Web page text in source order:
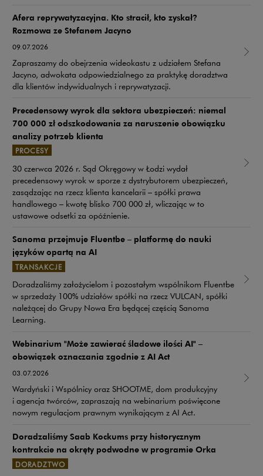
Afera reprywatyzacyjna. Kto stracił, kto zyskał?
Rozmowa ze Stefanem Jacyno
09.07.2026
Zapraszamy do obejrzenia wideokastu z udziałem Stefana
Jacyno, adwokata odpowiedzialnego za praktykę doradztwa
dla klientów indywidualnych i reprywatyzacji.
Precedensowy wyrok dla sektora ubezpieczeń: niemal
700 000 zł odszkodowania za naruszenie obowiązku
analizy potrzeb klienta
PROCESY
30 czerwca 2026 r. Sąd Okręgowy w Łodzi wydał
precedensowy wyrok w sporze z dystrybutorem ubezpieczeń,
zasądzając na rzecz klienta kancelarii – spółki prawa
handlowego – kwotę blisko 700 000 zł, wliczając w to
ustawowe odsetki za opóźnienie.
Uwaga, link zostanie otwarty w nowym oknie
Sanoma przejmuje Fluentbe – platformę do nauki
języków opartą na AI
TRANSAKCJE
Doradzaliśmy założycielom i pozostałym wspólnikom Fluentbe
w sprzedaży 100% udziałów spółki na rzecz VULCAN, spółki
należącej do Grupy Nowa Era będącej częścią Sanoma
Learning.
Uwaga, link zostanie otwarty w nowym oknie
Webinarium "Może zawierać śladowe ilości AI" –
obowiązek oznaczania zgodnie z AI Act
03.07.2026
Wardyński i Wspólnicy oraz SHOOTME, dom produkcyjny
i agencja twórców, zapraszają na webinarium poświęcone
nowym regulacjom prawnym wynikającym z AI Act.
Doradzaliśmy Saab Kockums przy historycznym
kontrakcie na okręty podwodne w programie Orka
DORADZTWO